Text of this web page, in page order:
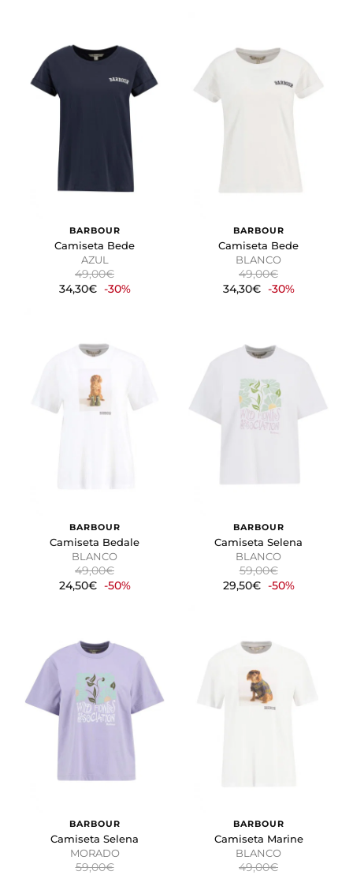
BARBOUR
Camiseta Bede
AZUL
49,00€
34,30€ -30%
BARBOUR
Camiseta Bede
BLANCO
49,00€
34,30€ -30%
BARBOUR
Camiseta Bedale
BLANCO
49,00€
24,50€ -50%
BARBOUR
Camiseta Selena
BLANCO
59,00€
29,50€ -50%
BARBOUR
Camiseta Selena
MORADO
59,00€
BARBOUR
Camiseta Marine
BLANCO
49,00€